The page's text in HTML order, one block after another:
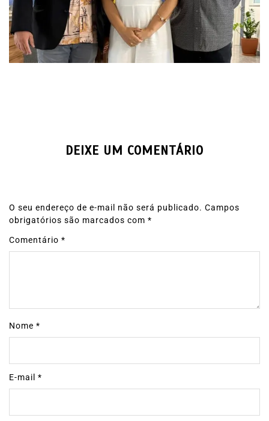
DEIXE UM COMENTÁRIO
O seu endereço de e-mail não será publicado. Campos
obrigatórios são marcados com *
Comentário *
Nome *
E-mail *